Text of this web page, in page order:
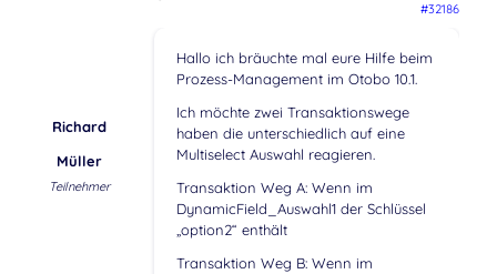
#32186
Richard
Müller
Teilnehmer
Hallo ich bräuchte mal eure Hilfe beim
Prozess-Management im Otobo 10.1.
Ich möchte zwei Transaktionswege
haben die unterschiedlich auf eine
Multiselect Auswahl reagieren.
Transaktion Weg A: Wenn im
DynamicField_Auswahl1 der Schlüssel
„option2“ enthält
Transaktion Weg B: Wenn im